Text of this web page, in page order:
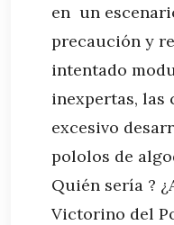
en un
precaución y
intentado
inexpertas, las
excesivo
pololos de
Quién sería ?
Victorino del